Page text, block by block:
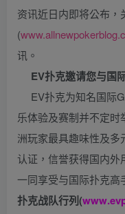
资讯近日内即将公布
(
讯。
EV扑克邀请您与国
EV扑克为知名国际
乐体验及赛制并不定
洲玩家最具趣味性及
认证，信誉获得国内外
一同享受与国际扑克高
扑克战队行列(